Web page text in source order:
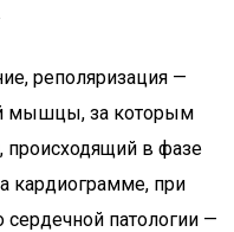
реполяризация —
мышцы, за которым
происходящий в фазе
кардиограмме, при
сердечной патологии —